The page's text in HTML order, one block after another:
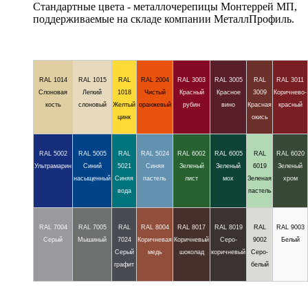
Стандартные цвета - металлочерепицы Монтеррей МП,
поддерживаемые на складе компании МеталлПрофиль.
RAL 1014
Слоновая
кость
RAL 1015
Легкий
слоновый
RAL
1018
Желтый
цинк
RAL 2004
Чистый
оранжевый
RAL 3003
Красный
рубин
RAL 3005
Красное
вино
RAL
3009
Красная
окись
RAL 3011
Коричнево-
красный
RAL 5002
Ультрамарин
RAL 5005
Синий
насыщенный
RAL
5021
Синяя
вода
RAL 5024
Синяя
пастель
RAL 6002
Зеленый
лист
RAL 6005
Зеленый
мох
RAL
6019
Зеленая
пастель
RAL 6020
Зеленый
хром
RAL 7004
Серый
RAL 7005
Мышиный
RAL
7024
Серый
графит
RAL 8004
Коричневая
медь
RAL 8017
Коричневый
шоколад
RAL 8019
Серо-
коричневый
RAL
9002
Серо-
белый
RAL 9003
Белый